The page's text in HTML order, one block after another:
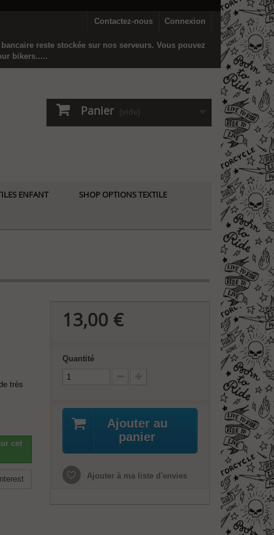
Connexion
Contactez-nous
reste stockée sur nos serveurs. Vous pouvez
bikers.....
Panier (vide)
ENFANT SHOP OPTIONS TEXTILE
très
cet
13,00 €
Quantité
Ajouter au
panier
Ajouter à ma liste d'envies